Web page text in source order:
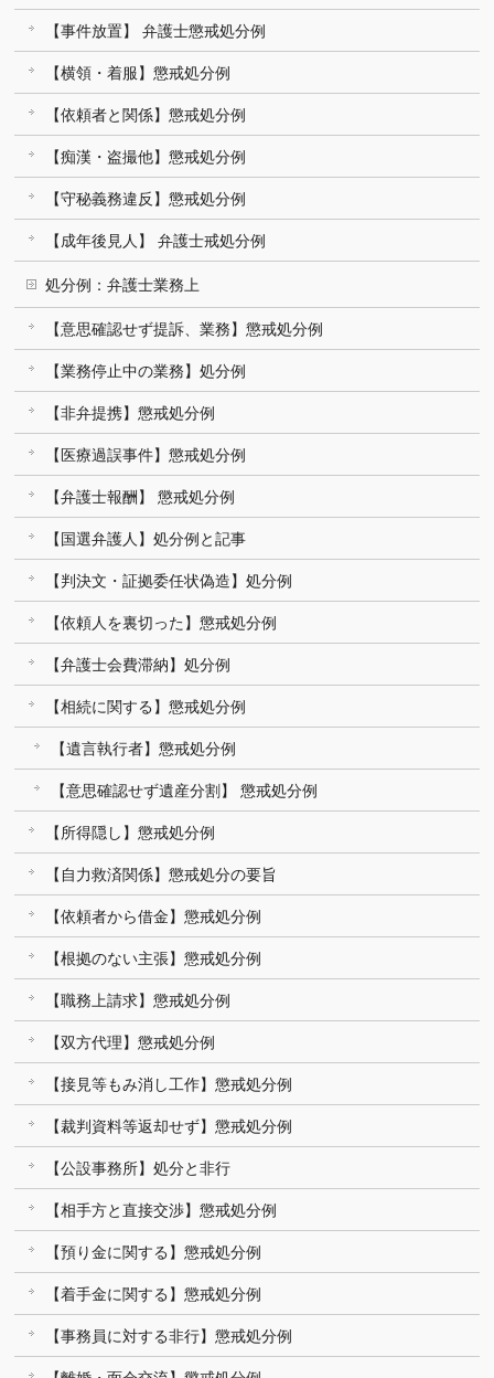
【事件放置】 弁護士懲戒処分例
【横領・着服】懲戒処分例
【依頼者と関係】懲戒処分例
【痴漢・盗撮他】懲戒処分例
【守秘義務違反】懲戒処分例
【成年後見人】 弁護士戒処分例
処分例：弁護士業務上
【意思確認せず提訴、業務】懲戒処分例
【業務停止中の業務】処分例
【非弁提携】懲戒処分例
【医療過誤事件】懲戒処分例
【弁護士報酬】 懲戒処分例
【国選弁護人】処分例と記事
【判決文・証拠委任状偽造】処分例
【依頼人を裏切った】懲戒処分例
【弁護士会費滞納】処分例
【相続に関する】懲戒処分例
【遺言執行者】懲戒処分例
【意思確認せず遺産分割】 懲戒処分例
【所得隠し】懲戒処分例
【自力救済関係】懲戒処分の要旨
【依頼者から借金】懲戒処分例
【根拠のない主張】懲戒処分例
【職務上請求】懲戒処分例
【双方代理】懲戒処分例
【接見等もみ消し工作】懲戒処分例
【裁判資料等返却せず】懲戒処分例
【公設事務所】処分と非行
【相手方と直接交渉】懲戒処分例
【預り金に関する】懲戒処分例
【着手金に関する】懲戒処分例
【事務員に対する非行】懲戒処分例